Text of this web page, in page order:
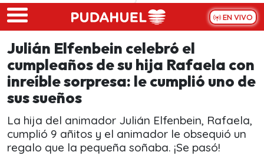
Skip to main content
EN VIVO
Julián Elfenbein celebró el
cumpleaños de su hija Rafaela con
inreíble sorpresa: le cumplió uno de
sus sueños
La hija del animador Julián Elfenbein, Rafaela,
cumplió 9 añitos y el animador le obsequió un
regalo que la pequeña soñaba. ¡Se pasó!